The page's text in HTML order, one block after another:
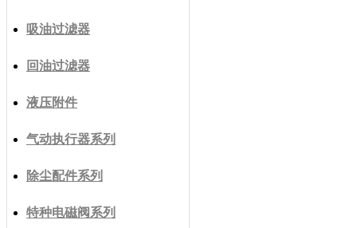
吸油过滤器
回油过滤器
液压附件
气动执行器系列
除尘配件系列
特种电磁阀系列